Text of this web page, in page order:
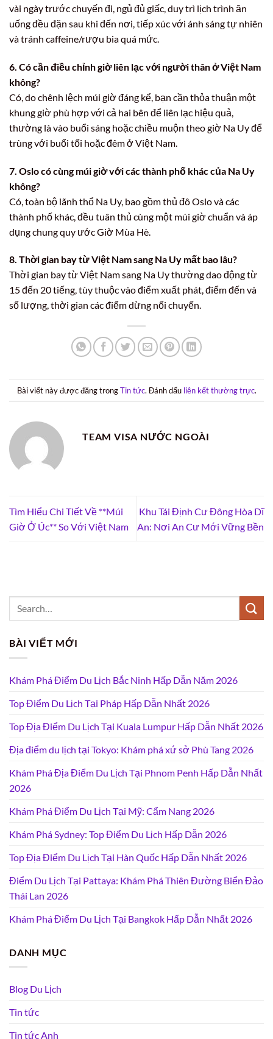
vài ngày trước chuyến đi, ngủ đủ giấc, duy trì lịch trình ăn
uống đều đặn sau khi đến nơi, tiếp xúc với ánh sáng tự nhiên
và tránh caffeine/rượu bia quá mức.
6. Có cần điều chỉnh giờ liên lạc với người thân ở Việt Nam
không?
Có, do chênh lệch múi giờ đáng kể, bạn cần thỏa thuận một
khung giờ phù hợp với cả hai bên để liên lạc hiệu quả,
thường là vào buổi sáng hoặc chiều muộn theo giờ Na Uy để
trùng với buổi tối hoặc đêm ở Việt Nam.
7. Oslo có cùng múi giờ với các thành phố khác của Na Uy
không?
Có, toàn bộ lãnh thổ Na Uy, bao gồm thủ đô Oslo và các
thành phố khác, đều tuân thủ cùng một múi giờ chuẩn và áp
dụng chung quy ước Giờ Mùa Hè.
8. Thời gian bay từ Việt Nam sang Na Uy mất bao lâu?
Thời gian bay từ Việt Nam sang Na Uy thường dao động từ
15 đến 20 tiếng, tùy thuộc vào điểm xuất phát, điểm đến và
số lượng, thời gian các điểm dừng nối chuyến.
Bài viết này được đăng trongTin tức. Đánh dấu liên kết thường trực.
TEAM VISA NƯỚC NGOÀI
Tìm Hiểu Chi Tiết Về **Múi
Giờ Ở Úc** So Với Việt Nam
Khu Tái Định Cư Đông Hòa Dĩ
An: Nơi An Cư Mới Vững Bền
BÀI VIẾT MỚI
Khám Phá Điểm Du Lịch Bắc Ninh Hấp Dẫn Năm 2026
Top Điểm Du Lịch Tại Pháp Hấp Dẫn Nhất 2026
Top Địa Điểm Du Lịch Tại Kuala Lumpur Hấp Dẫn Nhất 2026
Địa điểm du lịch tại Tokyo: Khám phá xứ sở Phù Tang 2026
Khám Phá Địa Điểm Du Lịch Tại Phnom Penh Hấp Dẫn Nhất
2026
Khám Phá Điểm Du Lịch Tại Mỹ: Cẩm Nang 2026
Khám Phá Sydney: Top Điểm Du Lịch Hấp Dẫn 2026
Top Địa Điểm Du Lịch Tại Hàn Quốc Hấp Dẫn Nhất 2026
Điểm Du Lịch Tại Pattaya: Khám Phá Thiên Đường Biển Đảo
Thái Lan 2026
Khám Phá Điểm Du Lịch Tại Bangkok Hấp Dẫn Nhất 2026
DANH MỤC
Blog Du Lịch
Tin tức
Tin tức Anh